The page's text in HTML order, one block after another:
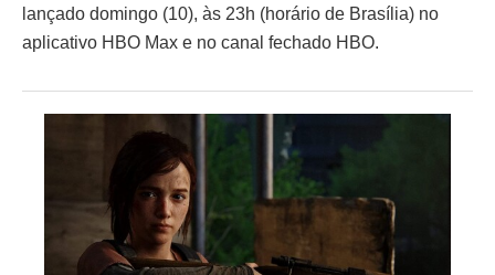
lançado domingo (10), às 23h (horário de Brasília) no
aplicativo HBO Max e no canal fechado HBO.